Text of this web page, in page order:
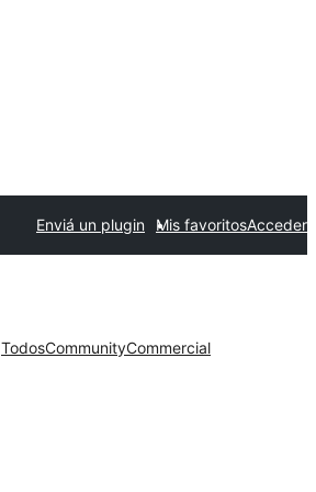
Enviá un plugin Mis favoritosAcceder
TodosCommunityCommercial